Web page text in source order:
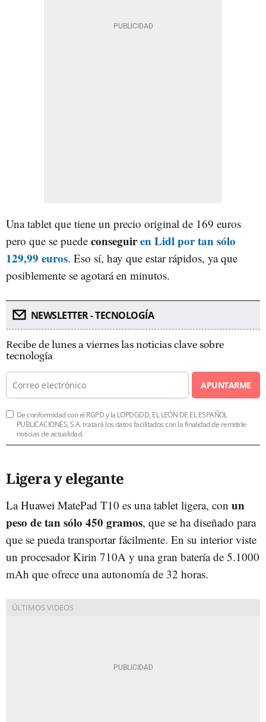
Una tablet que tiene un precio original de 169 euros
pero que se puede conseguiren Lidl por tan sólo
129,99 euros. Eso sí, hay que estar rápidos, ya que
posiblemente se agotará en minutos.
NEWSLETTER - TECNOLOGÍA
Recibe de lunes a viernes las noticias clave sobre
tecnología
APUNTARME
De conformidad con el RGPD y la LOPDGDD, EL LEÓN DE EL ESPAÑOL
PUBLICACIONES, S.A. tratará los datos facilitados con la finalidad de remitirle
noticias de actualidad.
Ligera y elegante
La Huawei MatePad T10 es una tablet ligera, con un
peso de tan sólo 450 gramos, que se ha diseñado para
que se pueda transportar fácilmente. En su interior viste
un procesador Kirin 710A y una gran batería de 5.1000
mAh que ofrece una autonomía de 32 horas.